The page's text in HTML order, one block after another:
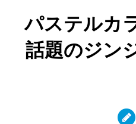
パステルカ
話題のジン